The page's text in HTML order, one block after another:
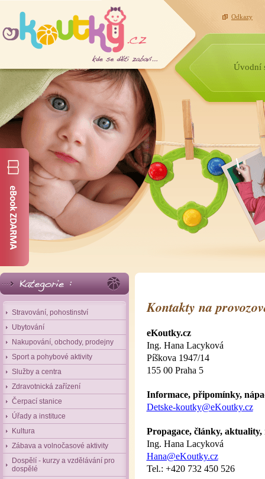
Odkazy
Úvodní
Stravování, pohostinství
Ubytování
Nakupování, obchody, prodejny
Sport a pohybové aktivity
Služby a centra
Zdravotnická zařízení
Čerpací stanice
Úřady a instituce
Kultura
Zábava a volnočasové aktivity
Dospělí - kurzy a vzdělávání pro
dospělé
Kontakty na
eKoutky.cz
Ing. Hana Lacyková
Píškova 1947/14
155 00 Praha 5
Informace, připomínky,
Detske-koutky@eKoutky.cz
Propagace, články, aktuality,
Ing. Hana Lacyková
Hana@eKoutky.cz
Tel.: +420 732 450 526